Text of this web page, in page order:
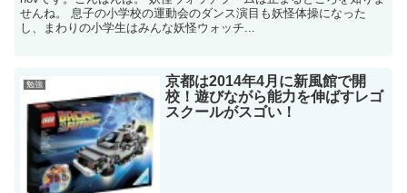
せんね。 息子の小学校の運動会のダンス演目も妖怪体操になった
し、まわりの小学生はみんな妖怪ウォッチ...
勉強
京都は2014年4月に新風館で開
校！遊びながら能力を伸ばすレゴ
スクールがスゴい！